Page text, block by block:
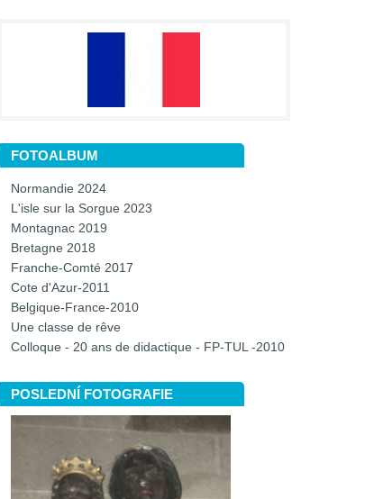
FOTOALBUM
Normandie 2024
L'isle sur la Sorgue 2023
Montagnac 2019
Bretagne 2018
Franche-Comté 2017
Cote d'Azur-2011
Belgique-France-2010
Une classe de rêve
Colloque - 20 ans de didactique - FP-TUL -2010
POSLEDNÍ FOTOGRAFIE